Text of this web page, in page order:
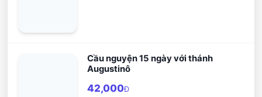
Cầu nguyện 15 ngày với thánh
Augustinô
42,000Đ